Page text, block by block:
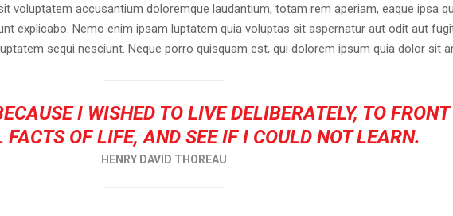
voluptatem accusantium doloremque laudantium, totam rem aperiam, eaque ipsa
explicabo. Nemo enim ipsam luptatem quia voluptas sit aspernatur aut odit aut
sequi nesciunt. Neque porro quisquam est, qui dolorem ipsum quia dolor sit
I WISHED TO LIVE DELIBERATELY, TO
FACTS OF LIFE, AND SEE IF I COULD NOT LEARN.
HENRY DAVID THOREAU